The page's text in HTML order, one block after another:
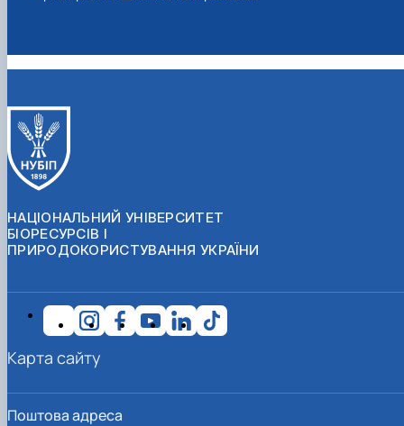
НАЦІОНАЛЬНИЙ УНІВЕРСИТЕТ
БІОРЕСУРСІВ І
ПРИРОДОКОРИСТУВАННЯ УКРАЇНИ
Поштова адреса
Карта сайту